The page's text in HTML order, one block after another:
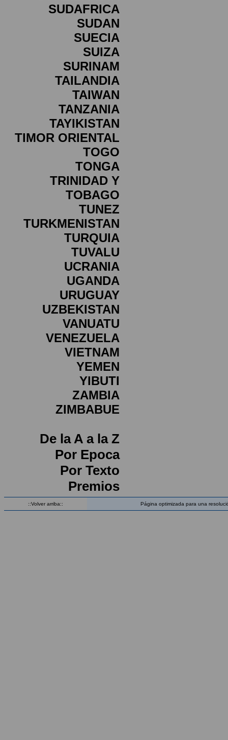
SUDAFRICA
SUDAN
SUECIA
SUIZA
SURINAM
TAILANDIA
TAIWAN
TANZANIA
TAYIKISTAN
TIMOR ORIENTAL
TOGO
TONGA
TRINIDAD Y
TOBAGO
TUNEZ
TURKMENISTAN
TURQUIA
TUVALU
UCRANIA
UGANDA
URUGUAY
UZBEKISTAN
VANUATU
VENEZUELA
VIETNAM
YEMEN
YIBUTI
ZAMBIA
ZIMBABUE
De la A a la Z
Por Epoca
Por Texto
Premios
::Volver arriba:: Página optimizada para una